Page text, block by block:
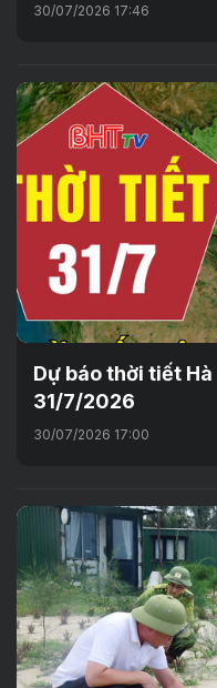
30/07/2026 17:46
Dự báo thời tiết
31/7/2026
30/07/2026 17:00